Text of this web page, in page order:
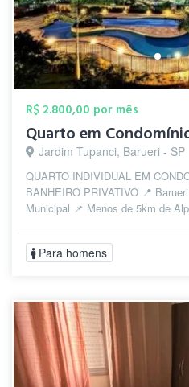
R$ 2.800,00 por mês
Jardim Tupanci, Barueri - SP
QUARTO INDIVIDUAL EM
BANHEIRO PRIVATIVO 📍
Municipal 📌 Menos de 5km de
Para homens